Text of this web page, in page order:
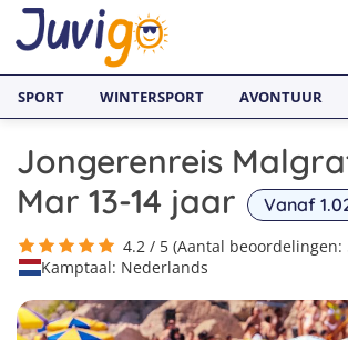
BESTEMMINGEN
Spanje
Duitsland
Surfkampen België
Surfkampen Frankrijk
TAALVAKANTIES
Alle Juvigo Taalreizen
GROEPSREIZEN
SPORT WINTERSPORT AVONTUUR
Jongerenreis
Mar 13-14 jaar
Vanaf
4.2 / 5 (Aantal beoordelingen:
Kamptaal: Nederlands